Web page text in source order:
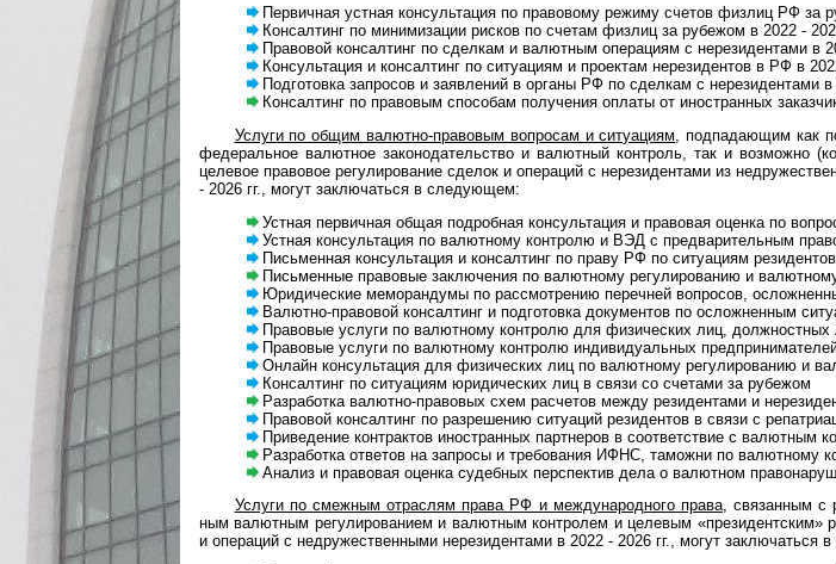
Первичная устная консультация по правовому режиму сче­тов физ­лиц РФ за
Консалтинг по минимизации рисков по счетам физлиц за рубе­жом в 2022 -
Правовой консалтинг по сделкам и валютным опера­циям с нере­зи­ден­тами в
Консультация и консалтинг по ситуациям и про­ек­там нере­зи­ден­тов в РФ в
Подготовка запросов и заявлений в органы РФ по сдел­кам с нере­зи­ден­тами в
Консалтинг по правовым способам получения оплаты от ино­ст­ран­ных
Услуги по общим валютно-правовым вопросам и ситуациям , под­пада­ю­щим как
феде­раль­ное валют­ное зако­нода­тель­ство и валют­ный конт­роль, так и воз­мо­жно
целе­вое пра­во­вое регу­ли­ро­ва­ние сде­лок и опе­ра­ций с нере­зи­ден­тами из
- 2026 гг., могут заклю­чаться в сле­дующем:
Устная первичная общая подробная консуль­та­ция и пра­во­вая оценка по
Устная консультация по валютному конт­ролю и ВЭД с пред­вари­тель­ным
Письменная консультация и консалтинг по праву РФ по ситу­а­циям
Письменные правовые заключения по валютному регу­ли­ро­ва­нию и
Юридические меморандумы по рассмотрению пере­ч­ней воп­ро­сов,
Валютно-правовой консалтинг и подго­товка доку­мен­тов по ослож­нен­ным
Правовые услуги по валютному контролю для физичес­ких лиц, долж­ност­ных
Правовые услуги по валютному контролю инди­виду­аль­ных
Онлайн консультация для физических лиц по валют­ному регу­ли­ро­ва­нию и
Консалтинг по ситуациям юриди­чес­ких лиц в связи со сче­тами за рубе­жом
Разработка валютно-правовых схем расчетов между рези­ден­тами и
Правовой консалтинг по разрешению ситу­аций рези­ден­тов в связи с
Приведение контрактов иностранных партнеров в соот­вет­ст­вие с валют­ным
Разработка ответов на запросы и требо­ва­ния ИФНС, тамо­жни по валют­ному
Анализ и право­вая оценка судеб­ных перс­пек­тив дела о валют­ном
Услуги по смеж­ным отрас­лям права РФ и меж­ду­на­род­ного права, свя­зан­ным с
ным валют­ным регу­ли­ро­ва­нием и валют­ным конт­ро­лем и целе­вым «пре­зи­дент­ским»
и опе­ра­ций с недру­жест­вен­ными нере­зи­ден­тами в 2022 - 2026 гг., могут заклю­ча­ться